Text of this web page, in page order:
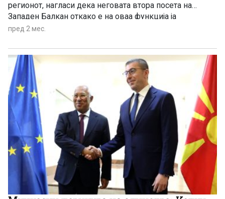
регионот, нагласи дека неговата втора посета на
Западен Балкан откако е на оваа функција ја
потврдува континуираната посветеност на Европската
пред 2 мес.